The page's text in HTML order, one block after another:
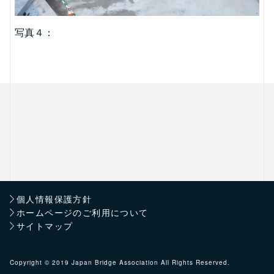
写真４：
個人情報保護方針
ホームページのご利用について
サイトマップ
Copyright © 2019 Japan Bridge Association All Rights Reserved.